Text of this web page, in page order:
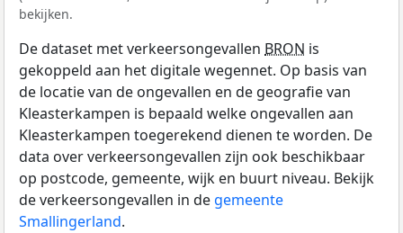
bekijken.
De dataset met verkeersongevallen BRON is
gekoppeld aan het digitale wegennet. Op basis van
de locatie van de ongevallen en de geografie van
Kleasterkampen is bepaald welke ongevallen aan
Kleasterkampen toegerekend dienen te worden. De
data over verkeersongevallen zijn ook beschikbaar
op postcode, gemeente, wijk en buurt niveau. Bekijk
de verkeersongevallen in de gemeente
Smallingerland.